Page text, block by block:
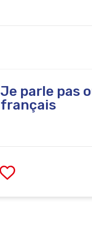
Je parle pas
français